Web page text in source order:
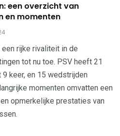
een overzicht van
en momenten
een rijke rivaliteit in de
tot nu toe. PSV heeft 21
9 keer, en 15 wedstrijden
momenten omvatten een
opmerkelijke prestaties van